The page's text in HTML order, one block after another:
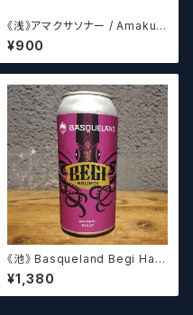
《浅》アマクサソナー / Amakus
a sonar MAGIC CIRCLE 【ク
ラフトビールシザーズ】
¥900
《池》 Basqueland Begi Hau
ndi ベヒ アウンディ
¥1,380